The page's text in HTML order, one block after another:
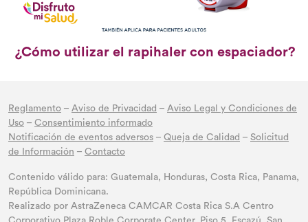
¿Cómo utilizar el rapihaler con espaciador?
Reglamento – Aviso de Privacidad – Aviso Legal y Condiciones de
Uso – Consentimiento informado
Notificación de eventos adversos – Queja de Calidad – Solicitud
de Información – Contacto
Contenido válido para: Guatemala, Honduras, Costa Rica, Panama,
República Dominicana.
Realizado por AstraZeneca CAMCAR Costa Rica S.A Centro